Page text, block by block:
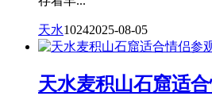
天水10242025-08-05
天水麦积山石窟适